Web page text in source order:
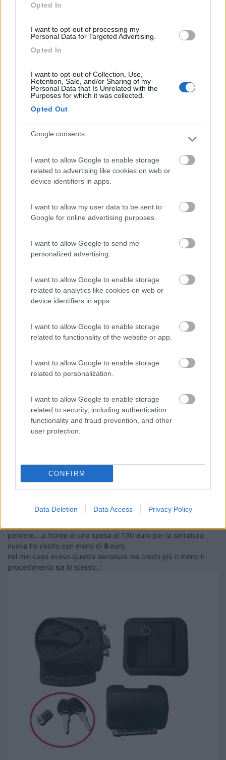
Opted In
I want to opt-out of processing my
Personal Data for Targeted Advertising.
Opted In
I want to opt-out of Collection, Use,
Retention, Sale, and/or Sharing of my
Personal Data that Is Unrelated with the
Purposes for which it was collected.
Opted Out
Google consents
I want to allow Google to enable storage
related to advertising like cookies on web or
device identifiers in apps.
I want to allow my user data to be sent to
Google for online advertising purposes.
I want to allow Google to send me
personalized advertising.
I want to allow Google to enable storage
related to analytics like cookies on web or
device identifiers in apps.
I want to allow Google to enable storage
related to functionality of the website or app.
I want to allow Google to enable storage
related to personalization.
I want to allow Google to enable storage
related to security, including authentication
functionality and fraud prevention, and other
user protection.
CONFIRM
Data Deletion Data Access Privacy Policy
Inserito il04/02/2017 alle:18:13:10
Il problema più grosso era che non riuscivo a chiudere se non
dall'interno della cellula.
Oggi penso di essere riuscito a risolvere il grosso del problema,
oliando con apposito spray i leverismi interni della porta ,
camperusc
Inserito il05/02/2017 alle:14:19:27
anche io ho il nottolino rotto per una forzatura di tentato furto, e
mi hanno detto che debbo cambiare la serratura intera, credo
4road
882
In risposta al messaggio dicamperusc
anche io ho il nottolino rotto per una forzatura di tentato furto, e mi hanno
detto che debbo cambiare la serratura intera, credo che mi vogliano
spillare qualche centinaio di euro
Dall' interno riesci a smontare tutto senza grosse difficoltà e a
cambiare solo il nottolino. Poi magari c'è qualcos'altro di rotto,
ma comunque ti conviene provare prima di cambiare tutto.
il cielo lasciamolo ai passeri, noi restiamo con i piedi per terra...
davide01
267
Inserito il05/02/2017
anche io ho il nottolino rotto per una forzatura di tentato furto, e mi hanno
detto che debbo cambiare la serratura intera, credo che mi vogliano
spillare qualche centinaio di euro
Ho sostituito il cilindretto nel vecchio camper un paio d'anni fa...
perdere....a fronte di una spesa di 130 euro per la serratura
nuova ho risolto con meno di 8 euro.
nel mio caso avevo questa serratura ma credo più o meno il
procedimento sia lo stesso..: